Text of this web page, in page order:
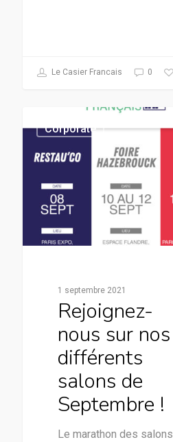
Le Casier Francais 0
Corporate
1 septembre 2021
Rejoignez-
nous sur nos
différents
salons de
Septembre !
Le marathon des salons